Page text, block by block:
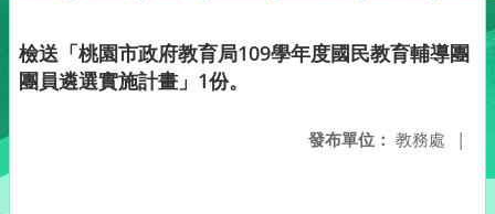
檢送「桃園市政府教育局109學年度國民教育輔導團
團員遴選實施計畫」1份。
發布單位： 教務處 |